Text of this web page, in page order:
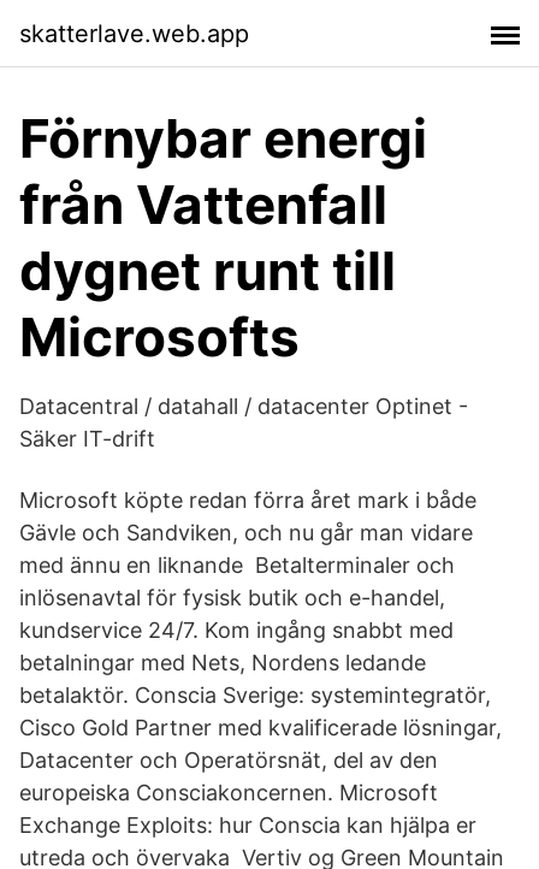
skatterlave.web.app
Förnybar energi
från Vattenfall
dygnet runt till
Microsofts
Datacentral / datahall / datacenter Optinet -
Säker IT-drift
Microsoft köpte redan förra året mark i både
Gävle och Sandviken, och nu går man vidare
med ännu en liknande Betalterminaler och
inlösenavtal för fysisk butik och e-handel,
kundservice 24/7. Kom ingång snabbt med
betalningar med Nets, Nordens ledande
betalaktör. Conscia Sverige: systemintegratör,
Cisco Gold Partner med kvalificerade lösningar,
Datacenter och Operatörsnät, del av den
europeiska Consciakoncernen. Microsoft
Exchange Exploits: hur Conscia kan hjälpa er
utreda och övervaka Vertiv og Green Mountain